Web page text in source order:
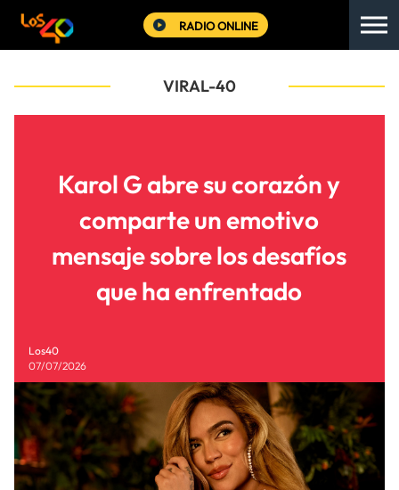
RADIO ONLINE
VIRAL-40
Karol G abre su corazón y
comparte un emotivo
mensaje sobre los desafíos
que ha enfrentado
Los40
07/07/2026